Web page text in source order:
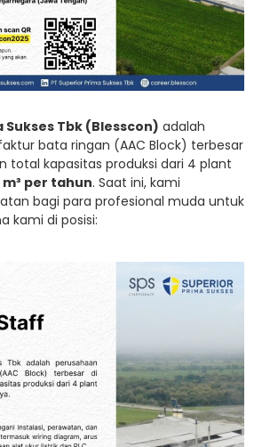
Sukses Tbk (Blesscon) adalah
bata ringan (AAC Block) terbesar
total kapasitas produksi dari 4 plant
per tahun. Saat ini, kami
bagi para profesional muda untuk
kami di posisi: